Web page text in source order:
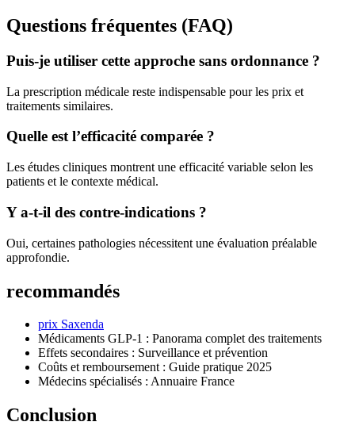
Questions fréquentes (FAQ)
Puis-je utiliser cette approche sans ordonnance ?
La prescription médicale reste indispensable pour les prix et
traitements similaires.
Quelle est l’efficacité comparée ?
Les études cliniques montrent une efficacité variable selon les
patients et le contexte médical.
Y a-t-il des contre-indications ?
Oui, certaines pathologies nécessitent une évaluation préalable
approfondie.
recommandés
prix Saxenda
Médicaments GLP-1 : Panorama complet des traitements
Effets secondaires : Surveillance et prévention
Coûts et remboursement : Guide pratique 2025
Médecins spécialisés : Annuaire France
Conclusion